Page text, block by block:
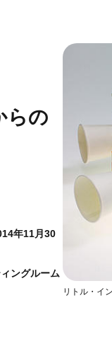
お問い合わせ
オフィシャルSNS
らの
年11月30
ングルーム
リトル・イ